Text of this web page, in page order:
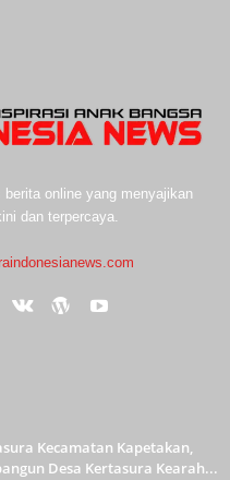
online yang menyajikan
dan terpercaya.
Kecamatan Kapetakan,
Desa Kertasura Kearah...